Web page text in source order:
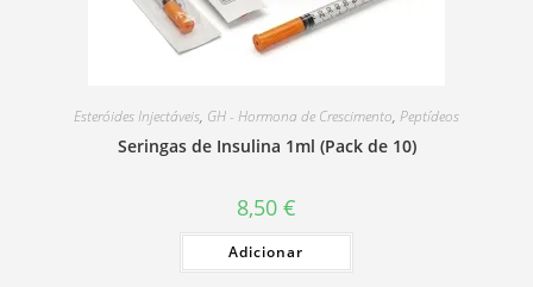
Esteróides Injectáveis, GH - Hormona de Crescimento, Peptídeos
Seringas de Insulina 1ml (Pack de 10)
8,50 €
Adicionar